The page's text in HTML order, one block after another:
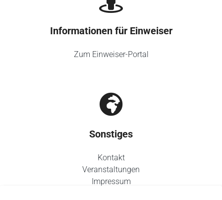
Informationen für Einweiser
Zum Einweiser-Portal
Sonstiges
Kontakt
Veranstaltungen
Impressum